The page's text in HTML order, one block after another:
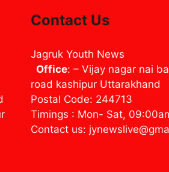
Contact Us
Jagruk Youth News
Office: – Vijay nagar nai
road kashipur Uttarakhand
Postal Code: 244713
Timings : Mon- Sat,
Contact us: